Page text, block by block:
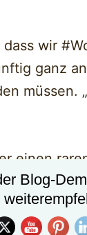
wir
ganz
müssen.
einen
)Eltern
Blog-